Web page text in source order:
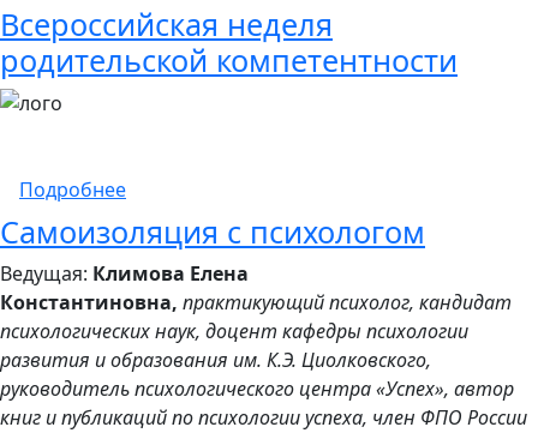
Всероссийская неделя
родительской компетентности
Подробнеео Всероссийская неделя родительской
Самоизоляция с психологом
Ведущая: Климова Елена
Константиновна, практикующий психолог, кандидат
психологических наук, доцент кафедры психологии
развития и образования им. К.Э. Циолковского,
руководитель психологического центра «Успех», автор
книг и публикаций по психологии успеха, член ФПО России